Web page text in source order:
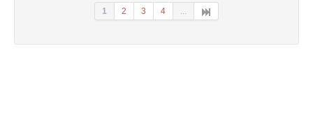
1 2 3 4 ...